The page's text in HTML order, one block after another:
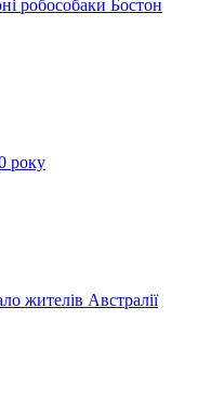
робособаки Бостон
року
жителів Австралії